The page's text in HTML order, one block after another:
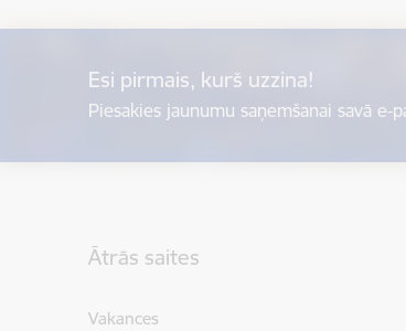
Esi pirmais, kurš uzzina!
Piesakies jaunumu saņemšanai savā e-
Ātrās saites
Vakances